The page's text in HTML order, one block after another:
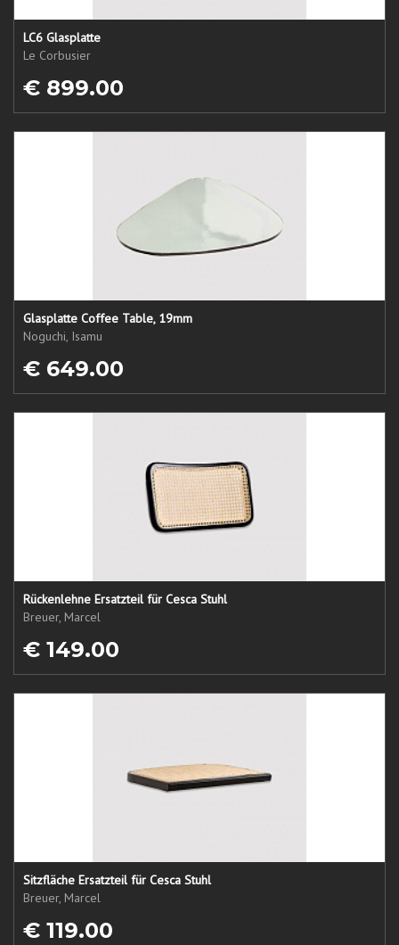
LC6 Glasplatte
Le Corbusier
€ 899.00
Glasplatte Coffee Table, 19mm
Noguchi, Isamu
€ 649.00
Rückenlehne Ersatzteil für Cesca Stuhl
Breuer, Marcel
€ 149.00
Sitzfläche Ersatzteil für Cesca Stuhl
Breuer, Marcel
€ 119.00